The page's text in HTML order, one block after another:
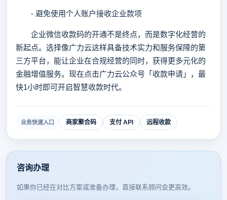
- 避免使用个人账户接收企业款项
企业微信收款码的开通不是终点，而是数字化经营的
新起点。选择像广力云这样具备技术实力和服务保障的第
三方平台，能让企业在合规经营的同时，获得更多元化的
金融增值服务。现在点击广力云公众号「收款申请」，最
快1小时即可开启智慧收款时代。
业务快速入口 商家聚合码 支付 API 远程收款
咨询办理
如果你已经在对比方案或准备办理，直接联系顾问会更高效。